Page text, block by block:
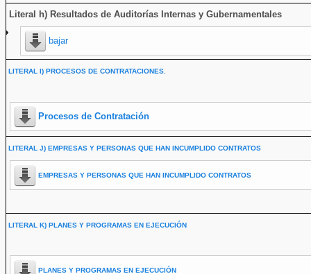
Literal h) Resultados de Auditorías Internas y Gubernamentales
bajar
LITERAL I) PROCESOS DE CONTRATACIONES.
Procesos de Contratación
LITERAL J) EMPRESAS Y PERSONAS QUE HAN INCUMPLIDO CONTRATOS
EMPRESAS Y PERSONAS QUE HAN INCUMPLIDO CONTRATOS
LITERAL K) PLANES Y PROGRAMAS EN EJECUCIÓN
PLANES Y PROGRAMAS EN EJECUCIÓN